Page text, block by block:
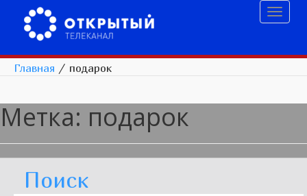
Главная / подарок
Метка: подарок
Поиск